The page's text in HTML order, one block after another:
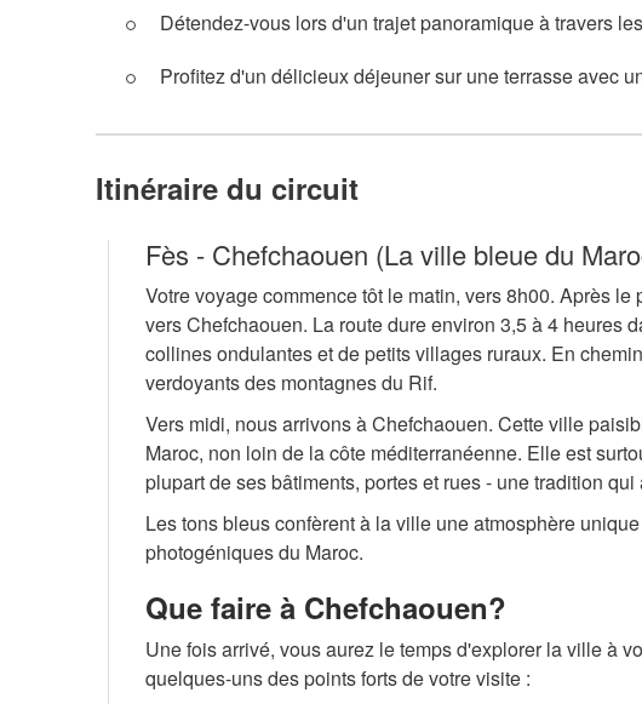
Détendez-vous lors d'un trajet panoramique à travers
Profitez d'un délicieux déjeuner sur une terrasse avec
Itinéraire du circuit
Fès - Chefchaouen (La ville bleue du
Votre voyage commence tôt le matin, vers 8h00. Après
vers Chefchaouen. La route dure environ 3,5 à 4 heures
collines ondulantes et de petits villages ruraux. En
verdoyants des montagnes du Rif.
Vers midi, nous arrivons à Chefchaouen. Cette ville
Maroc, non loin de la côte méditerranéenne. Elle est
plupart de ses bâtiments, portes et rues - une tradition
Les tons bleus confèrent à la ville une atmosphère
photogéniques du Maroc.
Que faire à Chefchaouen?
Une fois arrivé, vous aurez le temps d'explorer la ville à
quelques-uns des points forts de votre visite :